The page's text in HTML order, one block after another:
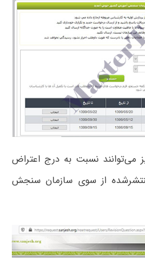
می‌توانند نسبت به درج اعتراض
از سوی سازمان سنجش